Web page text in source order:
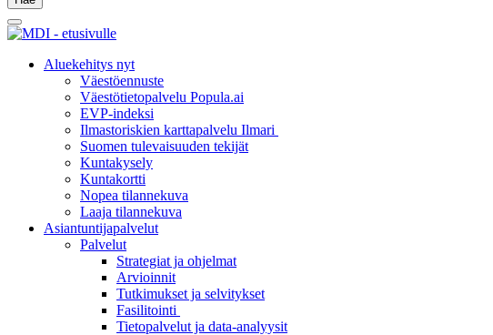
Hae
Main
Menu
Aluekehitys nyt
Väestöennuste
Väestötietopalvelu Popula.ai
EVP-indeksi
Ilmastoriskien karttapalvelu Ilmari
Suomen tulevaisuuden tekijät
Kuntakysely
Kuntakortti
Nopea tilannekuva
Laaja tilannekuva
Asiantuntijapalvelut
Palvelut
Strategiat ja ohjelmat
Arvioinnit
Tutkimukset ja selvitykset
Fasilitointi
Tietopalvelut ja data-analyysit